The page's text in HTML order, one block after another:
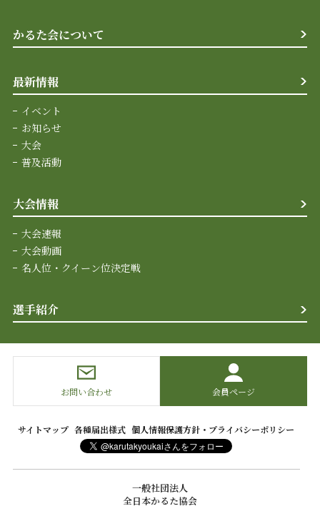
かるた会について
最新情報
イベント
お知らせ
大会
普及活動
大会情報
大会速報
大会動画
名人位・クイーン位決定戦
選手紹介
お問い合わせ 会員ページ
サイトマップ 各種届出様式 個人情報保護方針・プライバシーポリシー
一般社団法人
全日本かるた協会